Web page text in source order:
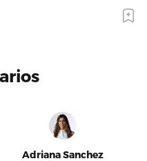
Adriana Sanchez